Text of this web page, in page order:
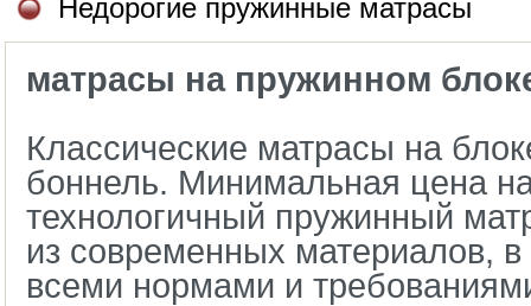
Недорогие пружинные матрасы
матрасы на пружинном
Классические матрасы на
боннель. Минимальная цена
технологичный пружинный
из современных материалов, в
всеми нормами и